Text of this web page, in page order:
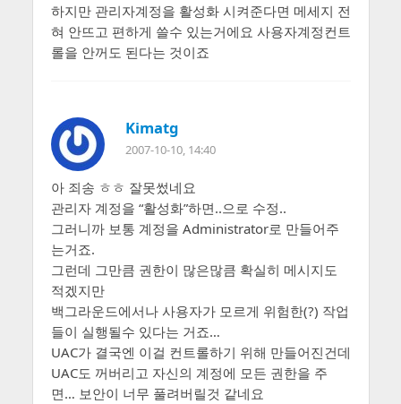
하지만 관리자계정을 활성화 시켜준다면 메세지 전
혀 안뜨고 편하게 쓸수 있는거에요 사용자계정컨트
롤을 안꺼도 된다는 것이죠
Kimatg
2007-10-10, 14:40
아 죄송 ㅎㅎ 잘못썼네요
관리자 계정을 “활성화”하면..으로 수정..
그러니까 보통 계정을 Administrator로 만들어주
는거죠.
그런데 그만큼 권한이 많은많큼 확실히 메시지도
적겠지만
백그라운드에서나 사용자가 모르게 위험한(?) 작업
들이 실행될수 있다는 거죠…
UAC가 결국엔 이걸 컨트롤하기 위해 만들어진건데
UAC도 꺼버리고 자신의 계정에 모든 권한을 주
면… 보안이 너무 풀려버릴것 같네요